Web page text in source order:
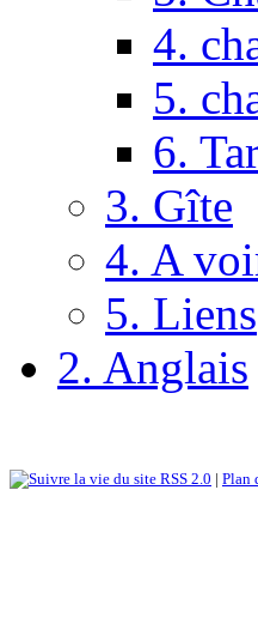
4.
5.
6.
3. Gîte
4. A
5. Liens
2. Anglais
RSS 2.0 | Plan